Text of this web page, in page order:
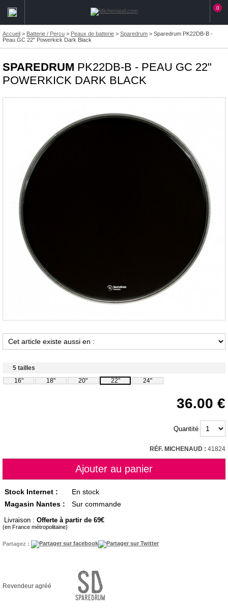
0
Accueil > Batterie / Percu > Peaux de batterie > Sparedrum > Sparedrum PK22DB-B -
Peau GC 22" Powerkick Dark Black
SPAREDRUM PK22DB-B - PEAU GC 22"
POWERKICK DARK BLACK
5 tailles
16"
18" 20" 22" 24"
36.00
Quantité
RÉF. MICHENAUD : 41824
Stock Internet :
En stock
Magasin Nantes :
Sur commande
Livraison : Offerte à partir de 69
(en France métropolitaine)
Partagez :
Revendeur agréé